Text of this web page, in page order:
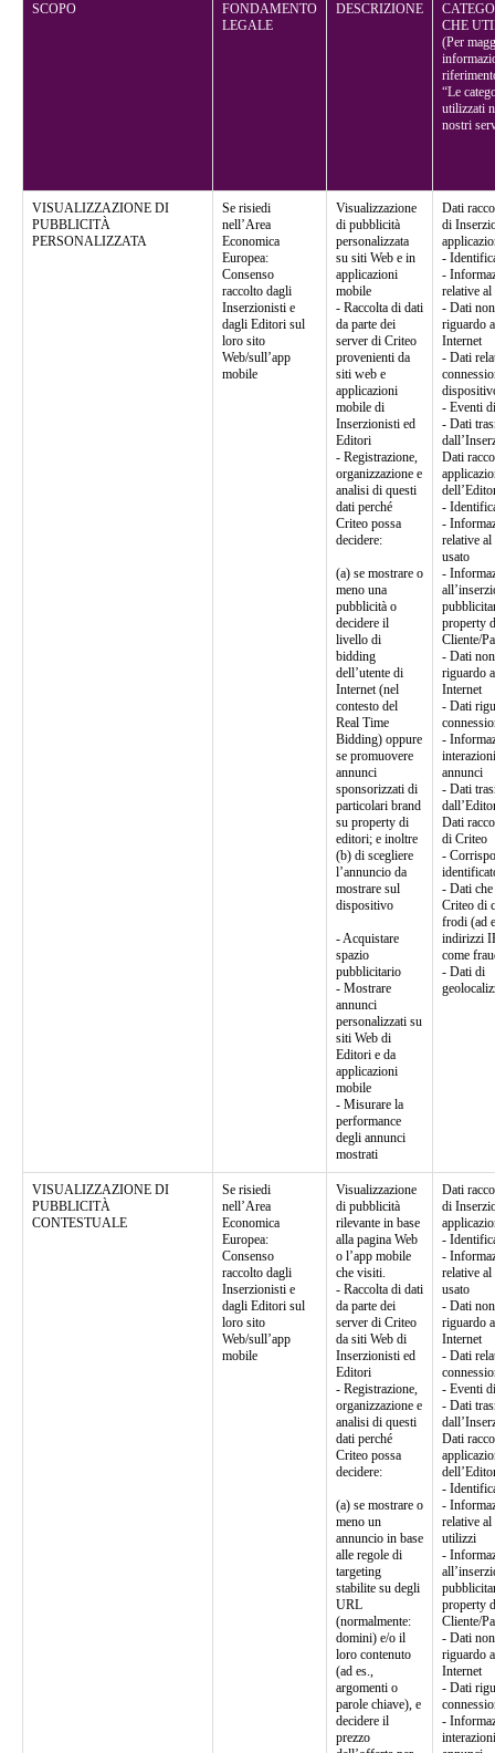
SCOPO
FONDAMENTO
LEGALE
DESCRIZIONE
CHE
(Per
“Le
utilizzati
nostri
VISUALIZZAZIONE DI
PUBBLICITÀ
PERSONALIZZATA
Se risiedi
nell’Area
Economica
Europea:
Consenso
raccolto dagli
Inserzionisti e
dagli Editori sul
loro sito
Web/sull’app
mobile
Visualizzazione
di pubblicità
personalizzata
su siti Web e in
applicazioni
mobile
- Raccolta di dati
da parte dei
server di Criteo
provenienti da
siti web e
applicazioni
mobile di
Inserzionisti ed
Editori
- Registrazione,
organizzazione e
analisi di questi
dati perché
Criteo possa
decidere:
(a) se mostrare o
meno una
pubblicità o
decidere il
livello di
bidding
dell’utente di
Internet (nel
contesto del
Real Time
Bidding) oppure
se promuovere
annunci
sponsorizzati di
particolari brand
su property di
editori; e inoltre
(b) di scegliere
l’annuncio da
mostrare sul
dispositivo
- Acquistare
spazio
pubblicitario
- Mostrare
annunci
personalizzati su
siti Web di
Editori e da
applicazioni
mobile
- Misurare la
performance
degli annunci
mostrati
Dati
di
-
-
relative
- Dati
riguardo
Internet
- Dati
- Eventi
- Dati
Dati
-
-
relative
usato
-
property
Cliente/
- Dati
riguardo
Internet
- Dati
-
annunci
- Dati
Dati
di Criteo
-
- Dati che
Criteo di
frodi (ad
indirizzi
come
- Dati di
VISUALIZZAZIONE DI
PUBBLICITÀ
CONTESTUALE
Se risiedi
nell’Area
Economica
Europea:
Consenso
raccolto dagli
Inserzionisti e
dagli Editori sul
loro sito
Web/sull’app
mobile
Visualizzazione
di pubblicità
rilevante in base
alla pagina Web
o l’app mobile
che visiti.
- Raccolta di dati
da parte dei
server di Criteo
da siti Web di
Inserzionisti ed
Editori
- Registrazione,
organizzazione e
analisi di questi
dati perché
Criteo possa
decidere:
(a) se mostrare o
meno un
annuncio in base
alle regole di
targeting
stabilite su degli
URL
(normalmente:
domini) e/o il
loro contenuto
(ad es.,
argomenti o
parole chiave), e
decidere il
prezzo
Dati
di
-
-
relative
usato
- Dati
riguardo
Internet
- Dati
- Eventi
- Dati
Dati
-
-
relative
utilizzi
-
property
Cliente/
- Dati
riguardo
Internet
- Dati
-